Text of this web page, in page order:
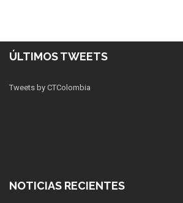
ÚLTIMOS TWEETS
Tweets by CTColombia
NOTICIAS RECIENTES